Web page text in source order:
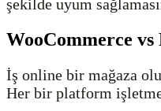
şekilde uyum
WooCommerce vs
İş online bir mağaza
Her bir platform